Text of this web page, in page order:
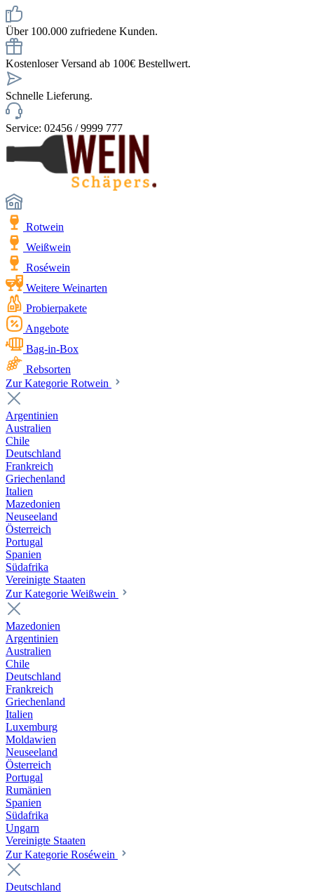
Über 100.000 zufriedene Kunden.
Kostenloser Versand ab 100€ Bestellwert.
Schnelle Lieferung.
Service: 02456 / 9999 777
Rotwein
Weißwein
Roséwein
Weitere Weinarten
Probierpakete
Angebote
Bag-in-Box
Rebsorten
Zur Kategorie Rotwein
Argentinien
Australien
Chile
Deutschland
Frankreich
Griechenland
Italien
Mazedonien
Neuseeland
Österreich
Portugal
Spanien
Südafrika
Vereinigte Staaten
Zur Kategorie Weißwein
Mazedonien
Argentinien
Australien
Chile
Deutschland
Frankreich
Griechenland
Italien
Luxemburg
Moldawien
Neuseeland
Österreich
Portugal
Rumänien
Spanien
Südafrika
Ungarn
Vereinigte Staaten
Zur Kategorie Roséwein
Deutschland